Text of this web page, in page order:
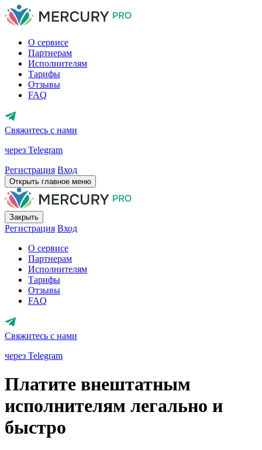
О сервисе
Партнерам
Исполнителям
Тарифы
Отзывы
FAQ
Свяжитесь с нами
через Telegram
Регистрация Вход
Открыть главное меню
Закрыть
Регистрация Вход
О сервисе
Партнерам
Исполнителям
Тарифы
Отзывы
FAQ
Свяжитесь с нами
через Telegram
Платите внештатным
исполнителям легально и
быстро